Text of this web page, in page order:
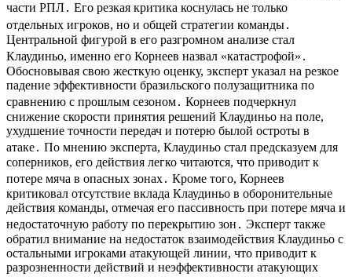
части РПЛ․ Его резкая критика коснулась не только
отдельных игроков, но и общей стратегии команды․
Центральной фигурой в его разгромном анализе стал
Клаудиньо, именно его Корнеев назвал «катастрофой»․
Обосновывая свою жесткую оценку, эксперт указал на резкое
падение эффективности бразильского полузащитника по
сравнению с прошлым сезоном․ Корнеев подчеркнул
снижение скорости принятия решений Клаудиньо на поле,
ухудшение точности передач и потерю былой остроты в
атаке․ По мнению эксперта, Клаудиньо стал предсказуем для
соперников, его действия легко читаются, что приводит к
потере мяча в опасных зонах․ Кроме того, Корнеев
критиковал отсутствие вклада Клаудиньо в оборонительные
действия команды, отмечая его пассивность при потере мяча и
недостаточную работу по перекрытию зон․ Эксперт также
обратил внимание на недостаток взаимодействия Клаудиньо с
остальными игроками атакующей линии, что приводит к
разрозненности действий и неэффективности атакующих